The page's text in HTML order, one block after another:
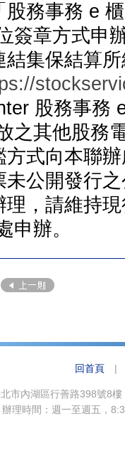
股務事務 e
方式申辦
結集保結算
股務事務
他股務電
方式向本聯
未公開發行
理，請維持
辦。
回首頁
北市內湖區行善路398
辦理時間：週一至週五，